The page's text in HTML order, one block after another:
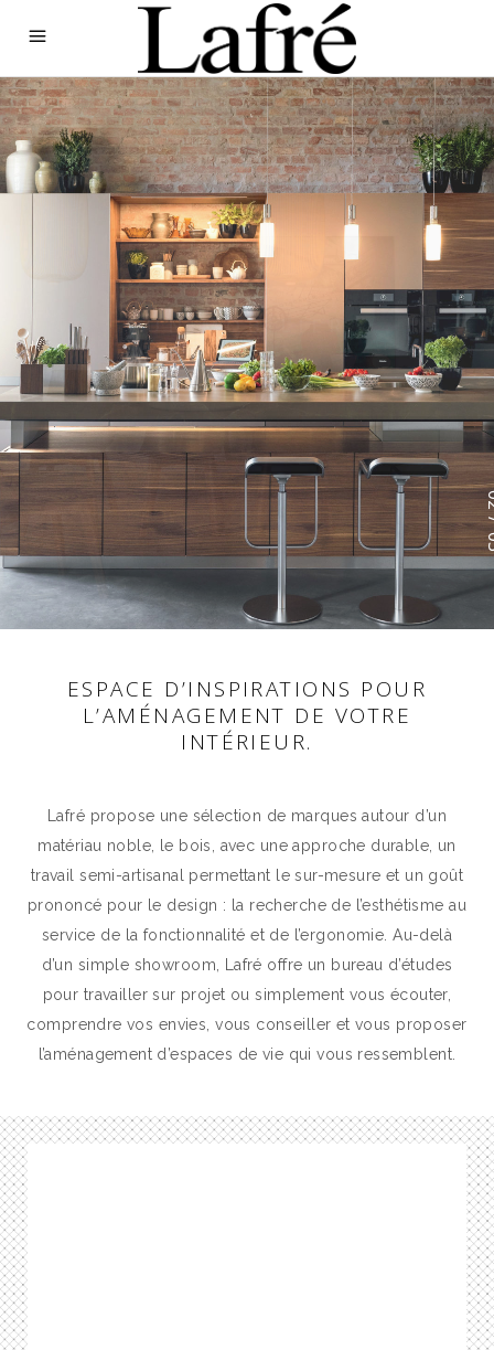
UN MOBILIER
DIFFÉRENT
VOIR LA COLLECTION
ESPACE D’INSPIRATIONS POUR
L’AMÉNAGEMENT DE VOTRE
INTÉRIEUR.
Lafré propose une sélection de marques autour d’un
matériau noble, le bois, avec une approche durable, un
travail semi-artisanal permettant le sur-mesure et un goût
prononcé pour le design : la recherche de l’esthétisme au
service de la fonctionnalité et de l’ergonomie. Au-delà
d’un simple showroom, Lafré offre un bureau d’études
pour travailler sur projet ou simplement vous écouter,
comprendre vos envies, vous conseiller et vous proposer
l’aménagement d’espaces de vie qui vous ressemblent.